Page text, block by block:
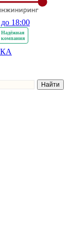
18:00
Надёжная
компания